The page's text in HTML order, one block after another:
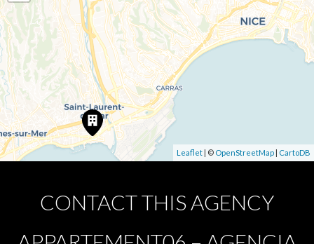
Leaflet | © OpenStreetMap | CartoDB
CONTACT THIS AGENCY